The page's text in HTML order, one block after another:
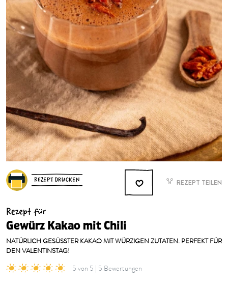
REZEPT DRUCKEN REZEPT TEILEN
Rezept für
Gewürz Kakao mit Chili
NATÜRLICH GESÜSSTER KAKAO MIT WÜRZIGEN ZUTATEN. PERFEKT FÜR D
EN VALENTINSTAG!
5 von 5 | 5 Bewertungen